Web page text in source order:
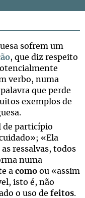
sofrem um
, que diz respeito
verbo, numa
que perde
exemplos de
de particípio
«Ela
ressalvas, todos
numa
a como ou «assim
isto é, não
o uso de feitos.